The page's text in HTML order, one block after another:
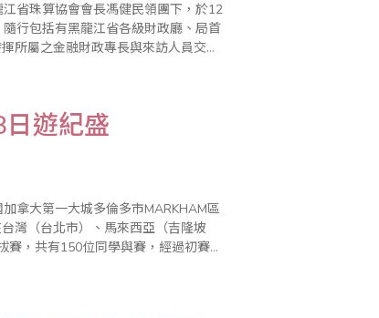
省珠算協會會長馮健民領團下，於12
行包括有黑龍江省各級財政廳、局首
所屬之金融財政專長與來訪人員交換
遊紀盛
拿大第一大城多倫多市MARKHAM區
灣（台北市）、馬來西亞（吉隆坡
，共有150位同學與賽，經過初賽及